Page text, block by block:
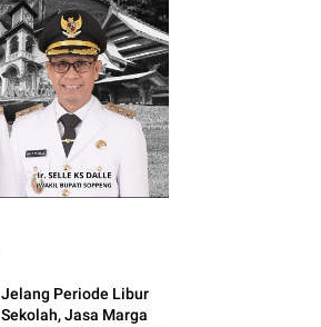
Jelang Periode Libur
Sekolah, Jasa Marga